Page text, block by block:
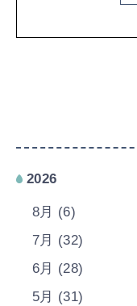
2026
8月 (6)
7月 (32)
6月 (28)
5月 (31)